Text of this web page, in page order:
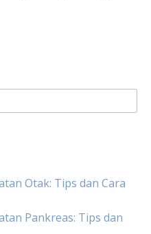
Otak: Tips dan Cara
Pankreas: Tips dan